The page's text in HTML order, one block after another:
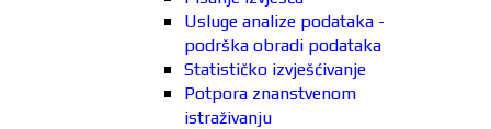
Usluge analize podataka -
podrška obradi podataka
Statističko izvješćivanje
Potpora znanstvenom
istraživanju